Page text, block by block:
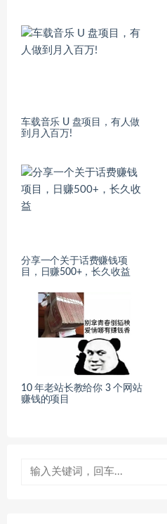
车载音乐 U 盘项目，有人做
到月入百万!
分享一个关于话费赚钱项
目，日赚500+，长久收益
10 年老站长教给你 3 个网站
赚钱的项目